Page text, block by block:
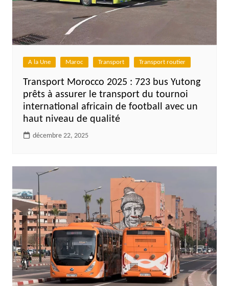
A la Une Maroc Transport Transport routier
Transport Morocco 2025 : 723 bus Yutong
prêts à assurer le transport du tournoi
international africain de football avec un
haut niveau de qualité
décembre 22, 2025